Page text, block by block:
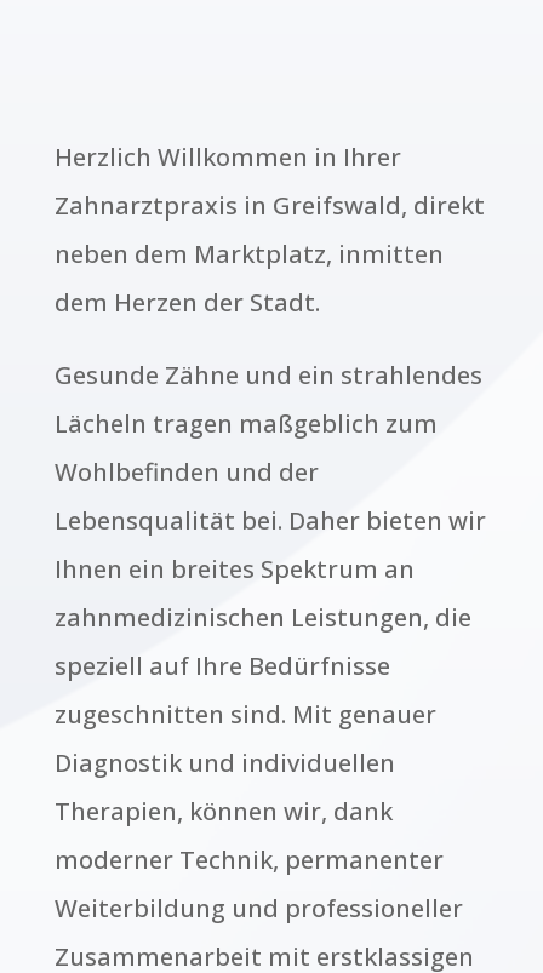
Herzlich Willkommen in Ihrer
Zahnarztpraxis in Greifswald, direkt
neben dem Marktplatz, inmitten
dem Herzen der Stadt.
Gesunde Zähne und ein strahlendes
Lächeln tragen maßgeblich zum
Wohlbefinden und der
Lebensqualität bei. Daher bieten wir
Ihnen ein breites Spektrum an
zahnmedizinischen Leistungen, die
speziell auf Ihre Bedürfnisse
zugeschnitten sind. Mit genauer
Diagnostik und individuellen
Therapien, können wir, dank
moderner Technik, permanenter
Weiterbildung und professioneller
Zusammenarbeit mit erstklassigen